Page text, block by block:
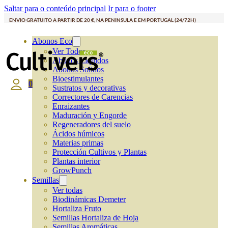
Saltar para o conteúdo principal Ir para o footer
ENVIO GRATUITO A PARTIR DE 20 €, NA PENÍNSULA E EM PORTUGAL (24/72H)
Abonos Eco
Ver Todos
Abonos Líquidos
Abonos Solidos
Bioestimulantes
Sustratos y decorativas
Correctores de Carencias
Enraizantes
Maduración y Engorde
Regeneradores del suelo
Ácidos húmicos
Materias primas
Protección Cultivos y Plantas
Plantas interior
GrowPunch
Semillas
Ver todas
Biodinámicas Demeter
Hortaliza Fruto
Semillas Hortaliza de Hoja
0